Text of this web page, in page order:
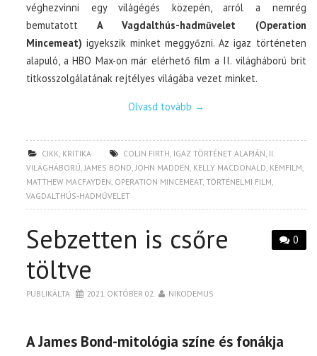
véghezvinni egy világégés közepén, arról a nemrég
bemutatottA Vagdalthús-hadművelet (Operation
Mincemeat) igyekszik minket meggyőzni. Az igaz történeten
alapuló, a HBO Max-on már elérhető film a II. világháború brit
titkosszolgálatának rejtélyes világába vezet minket.
Olvasd tovább →
CIKK, KRITIKA COLIN FIRTH, IGAZ TÖRTÉNET ALAPJÁN, II.
VILÁGHÁBORÚ,JAMES BOND,JOHN MADDEN, KELLY MACDONALD, KÉMFILM,
MATTHEW MACFAYDEN, OPERATION MINCEMEAT,TÖRTÉNELMI FILM,
VAGDALTHÚS-HADMŰVELET
0
Sebzetten is csőre
töltve
PUBLIKÁLTA 2021. OKTÓBER 02. NIKODEMUS
A James Bond-mitológia színe és fonákja